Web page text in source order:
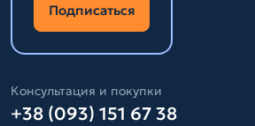
Подписаться
Консультация и покупки
+38 (093) 151 67 38